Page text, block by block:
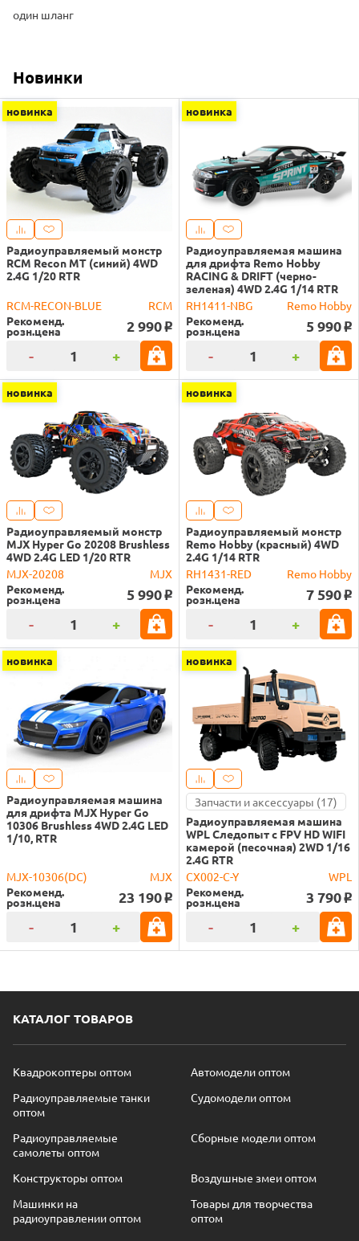
один шланг
Новинки
новинка
Радиоуправляемый монстр
RCM Recon MT (синий) 4WD
2.4G 1/20 RTR
RCM-RECON-BLUE
RCM
Рекоменд.
розн.цена 2 990 o
- +
новинка
Радиоуправляемая машина
для дрифта Remo Hobby
RACING & DRIFT (черно-
зеленая) 4WD 2.4G 1/14 RTR
RH1411-NBG
Remo Hobby
Рекоменд.
розн.цена 5 990 o
- +
новинка
Радиоуправляемый монстр
MJX Hyper Go 20208 Brushless
4WD 2.4G LED 1/20 RTR
MJX-20208
MJX
Рекоменд.
розн.цена 5 990 o
- +
новинка
Радиоуправляемый монстр
Remo Hobby (красный) 4WD
2.4G 1/14 RTR
RH1431-RED
Remo Hobby
Рекоменд.
розн.цена 7 590 o
- +
новинка
Радиоуправляемая машина
для дрифта MJX Hyper Go
10306 Brushless 4WD 2.4G LED
1/10, RTR
MJX-10306(DC)
MJX
Рекоменд.
розн.цена 23 190 o
- +
новинка
Запчасти и аксессуары (17)
Радиоуправляемая машина
WPL Следопыт с FPV HD WIFI
камерой (песочная) 2WD 1/16
2.4G RTR
CX002-C-Y
WPL
Рекоменд.
розн.цена 3 790 o
- +
КАТАЛОГ ТОВАРОВ
Квадрокоптеры оптом
Автомодели оптом
Радиоуправляемые танки
оптом
Судомодели оптом
Радиоуправляемые
самолеты оптом
Сборные модели оптом
Конструкторы оптом
Воздушные змеи оптом
Машинки на
радиоуправлении оптом
Товары для творчества
оптом